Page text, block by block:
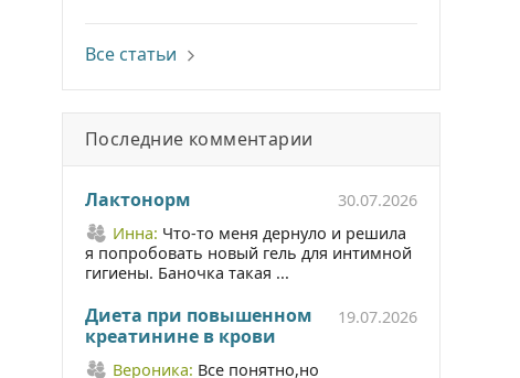
Все статьи
Последние комментарии
Лактонорм
30.07.2026
Инна: Что-то меня дернуло и решила
я попробовать новый гель для интимной
гигиены. Баночка такая ...
Диета при повышенном
креатинине в крови
19.07.2026
Вероника: Все понятно,но